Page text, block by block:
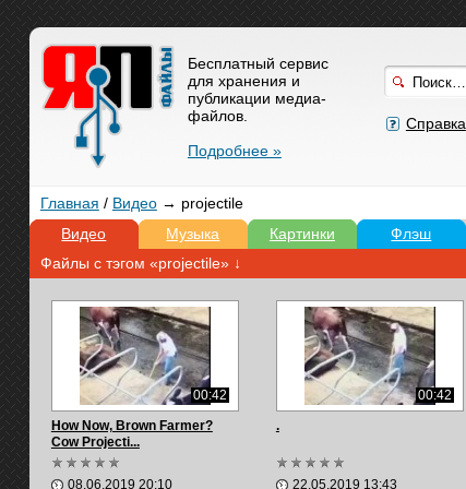
Справка
Бесплатный сервис
для хранения и
публикации медиа-
файлов.
Подробнее »
Главная / Видео→ projectile
Видео
Музыка Картинки Флэш
Файлы с тэгом «projectile» ↓
00:42
How Now, Brown Farmer?
Cow Projecti...
08.06.2019 20:10
00:42
.
22.05.2019 13:43